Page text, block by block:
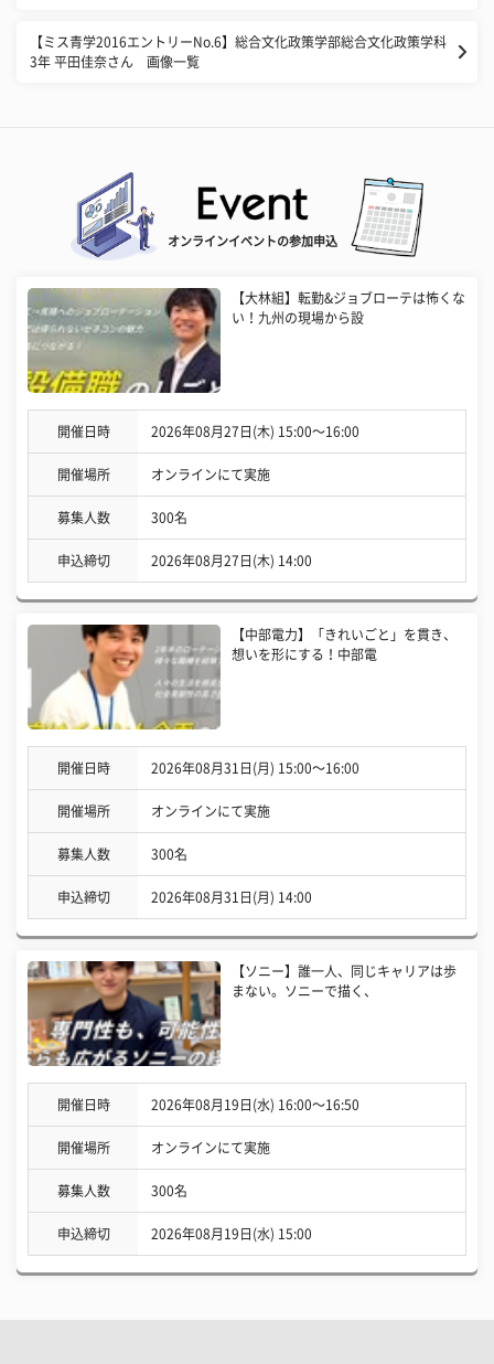
【ミス青学2016エントリーNo.6】総合文化政策学部総合文化政策学科
3年 平田佳奈さん 画像一覧
オンラインイベントの参加申込
【大林組】転勤&ジョブローテは怖くな
い！九州の現場から設
開催日時 2026年08月27日(木) 15:00〜16:00
開催場所 オンラインにて実施
募集人数 300名
申込締切 2026年08月27日(木) 14:00
【中部電力】「きれいごと」を貫き、
想いを形にする！中部電
開催日時 2026年08月31日(月) 15:00〜16:00
開催場所 オンラインにて実施
募集人数 300名
申込締切 2026年08月31日(月) 14:00
【ソニー】誰一人、同じキャリアは歩
まない。ソニーで描く、
開催日時 2026年08月19日(水) 16:00〜16:50
開催場所 オンラインにて実施
募集人数 300名
申込締切 2026年08月19日(水) 15:00